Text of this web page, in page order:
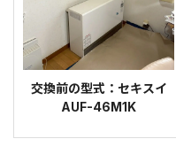
交換前の型式：セキスイ
AUF-46M1K